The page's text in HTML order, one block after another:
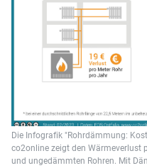
Die Infografik "Rohrdämmung:
co2online zeigt den Wärmeverlust
und ungedämmten Rohren. Mit